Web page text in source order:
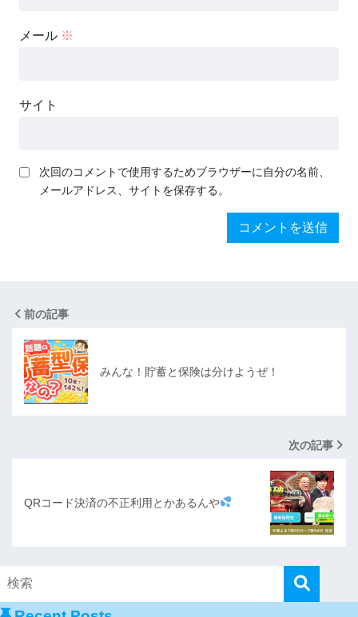
メール ※
サイト
次回のコメントで使用するためブラウザーに自分の名前、
メールアドレス、サイトを保存する。
前の記事
みんな！貯蓄と保険は分けようぜ！
次の記事
QRコード決済の不正利用とかあるんや